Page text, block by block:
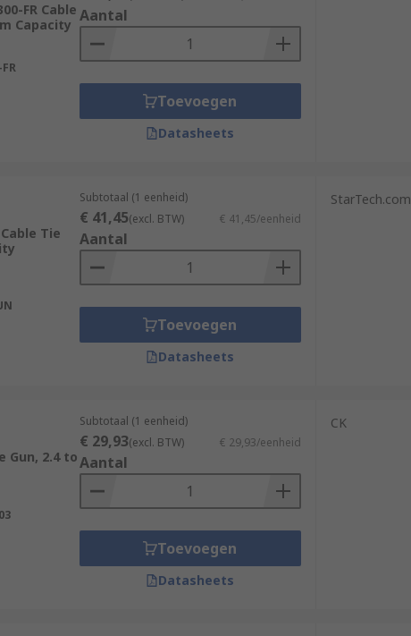
FR Cable
Capacity Aantal
Toevoegen
Datasheets
Tie
Subtotaal (1 eenheid)
€ 41,45(excl. BTW) € 41,45/eenheid
Aantal
Toevoegen
Datasheets
StarTech.com
Gun, 2.4 to
Subtotaal (1 eenheid)
€ 29,93(excl. BTW) € 29,93/eenheid
Aantal
Toevoegen
Datasheets
CK